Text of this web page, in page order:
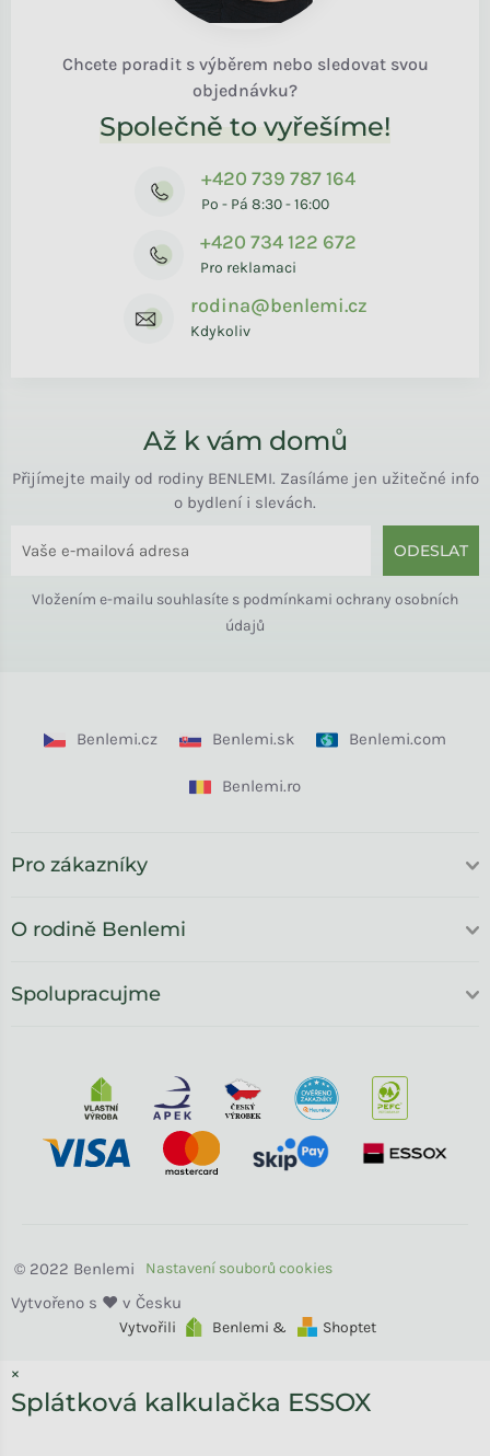
Chcete poradit s výběrem nebo sledovat svou
objednávku?
Společně to vyřešíme!
+420 739 787 164
Po - Pá 8:30 - 16:00
+420 734 122 672
Pro reklamaci
rodina@benlemi.cz
Kdykoliv
Až k vám domů
Přijímejte maily od rodiny BENLEMI. Zasíláme jen užitečné info
o bydlení i slevách.
ODESLAT
Vložením e-mailu souhlasíte s podmínkami ochrany osobních
údajů
Benlemi.cz Benlemi.sk Benlemi.com
Benlemi.ro
Pro zákazníky
O rodině Benlemi
Spolupracujme
Vytvořili Benlemi & Shoptet
Benlemi
×
Splátková kalkulačka ESSOX